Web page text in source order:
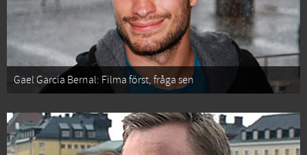
Gael García Bernal: Filma först, fråga sen